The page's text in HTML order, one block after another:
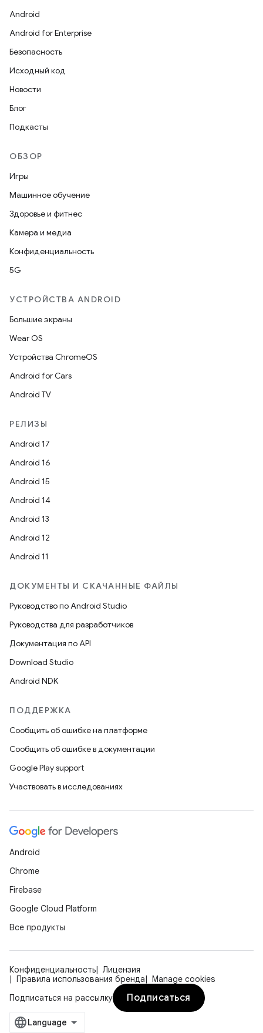
Android
Android for Enterprise
Безопасность
Исходный код
Новости
Блог
Подкасты
ОБЗОР
Игры
Машинное обучение
Здоровье и фитнес
Камера и медиа
Конфиденциальность
5G
УСТРОЙСТВА ANDROID
Большие экраны
Wear OS
Устройства ChromeOS
Android for Cars
Android TV
РЕЛИЗЫ
Android 17
Android 16
Android 15
Android 14
Android 13
Android 12
Android 11
ДОКУМЕНТЫ И СКАЧАННЫЕ ФАЙЛЫ
Руководство по Android Studio
Руководства для разработчиков
Документация по API
Download Studio
Android NDK
ПОДДЕРЖКА
Сообщить об ошибке на платформе
Сообщить об ошибке в документации
Google Play support
Участвовать в исследованиях
Android
Chrome
Firebase
Google Cloud Platform
Все продукты
Конфиденциальность
Лицензия
Правила использования бренда
Manage cookies
Подписаться на рассылку
Подписаться